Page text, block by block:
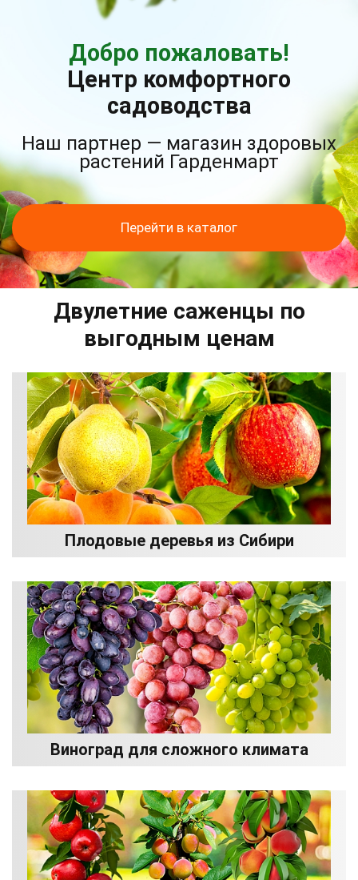
Добро пожаловать!
Центр комфортного
садоводства
Наш партнер — магазин здоровых
растений Гарденмарт
Перейти в каталог
Двулетние саженцы по
выгодным ценам
Плодовые деревья из Сибири
Виноград для сложного климата